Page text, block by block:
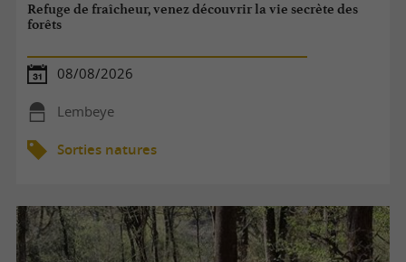
Refuge de fraîcheur, venez découvrir la vie secrète des
forêts
08/08/2026
Lembeye
Sorties natures